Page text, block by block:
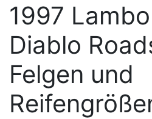
1997
Diablo
Felgen und